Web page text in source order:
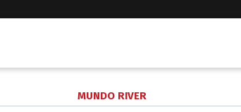
MUNDO RIVER